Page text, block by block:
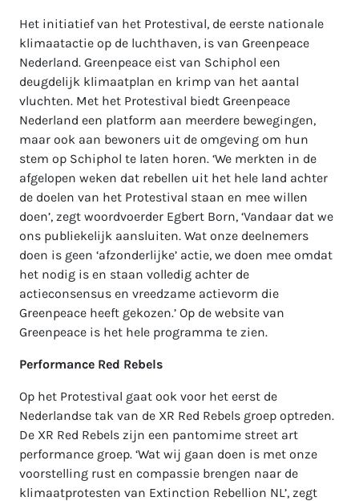
Het initiatief van het Protestival, de eerste nationale
klimaatactie op de luchthaven, is van Greenpeace
Nederland. Greenpeace eist van Schiphol een
deugdelijk klimaatplan en krimp van het aantal
vluchten. Met het Protestival biedt Greenpeace
Nederland een platform aan meerdere bewegingen,
maar ook aan bewoners uit de omgeving om hun
stem op Schiphol te laten horen. ‘We merkten in de
afgelopen weken dat rebellen uit het hele land achter
de doelen van het Protestival staan en mee willen
doen’, zegt woordvoerder Egbert Born, ‘Vandaar dat we
ons publiekelijk aansluiten. Wat onze deelnemers
doen is geen ‘afzonderlijke’ actie, we doen mee omdat
het nodig is en staan volledig achter de
actieconsensus en vreedzame actievorm die
Greenpeace heeft gekozen.’ Op de website van
Greenpeace is het hele programma te zien.
Performance Red Rebels
Op het Protestival gaat ook voor het eerst de
Nederlandse tak van de XR Red Rebels groep optreden.
De XR Red Rebels zijn een pantomime street art
performance groep. ‘Wat wij gaan doen is met onze
voorstelling rust en compassie brengen naar de
klimaatprotesten van Extinction Rebellion NL’, zegt